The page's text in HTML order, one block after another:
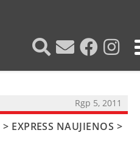
Rgp 5, 2011
> EXPRESS NAUJIENOS >